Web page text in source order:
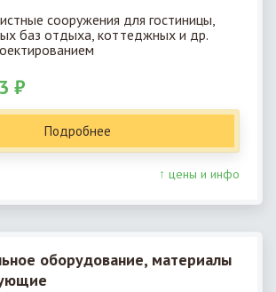
сооружения для гостиницы,
баз отдыха, коттеджных и др.
₽
Подробнее
↑ цены и инфо
оборудование, материалы